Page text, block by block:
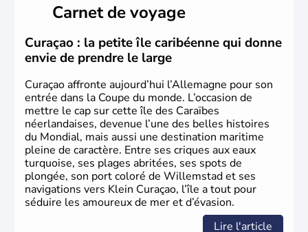
lesquelles bénéficient d'une grande autonomie. Le pays
peut se targuer de grands noms qu'il a vu naître dans tous
les domaines, des arts à la politique en passant par la
philosophie. Hertz, Gutenberg, Heidegger, Thomas Mann,
Herman Hesse ou bien Hegel en font partie.
Carnet de voyage
Curaçao : la petite île caribéenne qui donne
envie de prendre le large
Curaçao affronte aujourd’hui l’Allemagne pour son
entrée dans la Coupe du monde. L’occasion de
mettre le cap sur cette île des Caraïbes
néerlandaises, devenue l’une des belles histoires
du Mondial, mais aussi une destination maritime
pleine de caractère. Entre ses criques aux eaux
turquoise, ses plages abritées, ses spots de
plongée, son port coloré de Willemstad et ses
navigations vers Klein Curaçao, l’île a tout pour
séduire les amoureux de mer et d’évasion.
Lire l'article